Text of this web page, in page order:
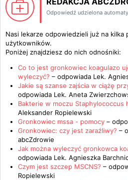
Odpowiedź udzielona
Nasi lekarze odpowiedzieli już na kilka
użytkowników.
Poniżej znajdziesz do nich odnośniki:
Co to jest gronkowiec koagulazo
wyleczyć? – odpowiada Lek.
Jakie są szanse zajścia w ciążę
odpowiada Lek. Aneta
Bakterie w moczu Staphylococcus
Aleksander Ropielewski
Gronkowiec mssa - pomocy –
Gronkowiec: czy jest zaraźliwy? –
abcZdrowie
Jak można wyleczyć gronkowca
odpowiada Lek. Agnieszka
Czym jest szczep MSCNS? –
Ropielewski